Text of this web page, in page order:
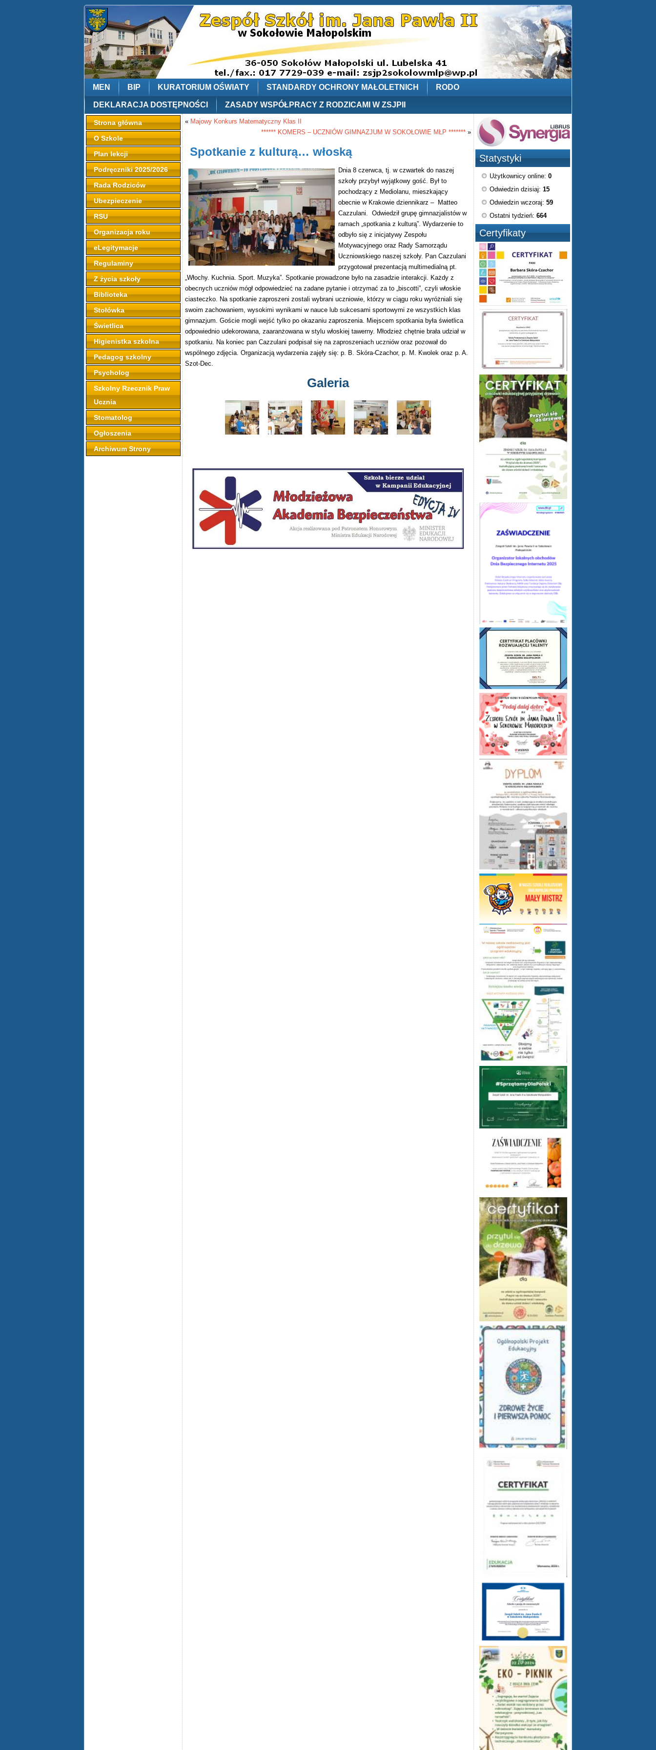
MEN BIP KURATORIUM OŚWIATY STANDARDY OCHRONY MAŁOLETNICH RODO
DEKLARACJA DOSTĘPNOŚCI ZASADY WSPÓŁPRACY Z RODZICAMI W ZSJPII
Strona główna
O Szkole
Plan lekcji
Podręczniki 2025/2026
Rada Rodziców
Ubezpieczenie
RSU
Organizacja roku
eLegitymacje
Regulaminy
Z życia szkoły
Biblioteka
Stołówka
Świetlica
Higienistka szkolna
Pedagog szkolny
Psycholog
Szkolny Rzecznik Praw
Ucznia
Stomatolog
Ogłoszenia
Archiwum Strony
« Majowy Konkurs Matematyczny Klas II
****** KOMERS – UCZNIÓW GIMNAZJUM W SOKOŁOWIE MŁP ******* »
Spotkanie z kulturą… włoską
Dnia 8 czerwca, tj. w czwartek do naszej
szkoły przybył wyjątkowy gość. Był to
pochodzący z Mediolanu, mieszkający
obecnie w Krakowie dziennikarz – Matteo
Cazzulani. Odwiedził grupę gimnazjalistów w
ramach „spotkania z kulturą”. Wydarzenie to
odbyło się z inicjatywy Zespołu
Motywacyjnego oraz Rady Samorządu
Uczniowskiego naszej szkoły. Pan Cazzulani
przygotował prezentacją multimedialną pt.
„Włochy. Kuchnia. Sport. Muzyka”. Spotkanie prowadzone było na zasadzie interakcji. Każdy z
obecnych uczniów mógł odpowiedzieć na zadane pytanie i otrzymać za to „biscotti”, czyli włoskie
ciasteczko. Na spotkanie zaproszeni zostali wybrani uczniowie, którzy w ciągu roku wyróżniali się
swoim zachowaniem, wysokimi wynikami w nauce lub sukcesami sportowymi ze wszystkich klas
gimnazjum. Goście mogli wejść tylko po okazaniu zaproszenia. Miejscem spotkania była świetlica
odpowiednio udekorowana, zaaranżowana w stylu włoskiej tawerny. Młodzież chętnie brała udział w
spotkaniu. Na koniec pan Cazzulani podpisał się na zaproszeniach uczniów oraz pozował do
wspólnego zdjęcia. Organizacją wydarzenia zajęły się: p. B. Skóra-Czachor, p. M. Kwolek oraz p. A.
Szot-Dec.
Galeria
Statystyki
Użytkownicy online: 0
Odwiedzin dzisiaj: 15
Odwiedzin wczoraj: 59
Ostatni tydzień: 664
Certyfikaty